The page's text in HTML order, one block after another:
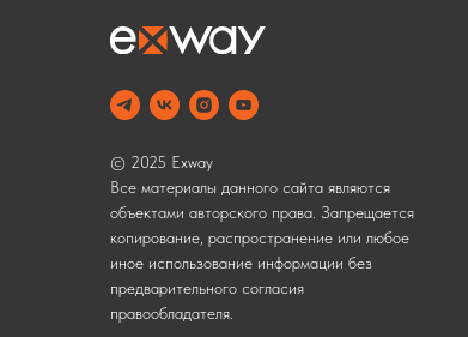
© 2025 Exway
Все материалы данного сайта являются
объектами авторского права. Запрещается
копирование, распространение или любое
иное использование информации без
предварительного согласия
правообладателя.